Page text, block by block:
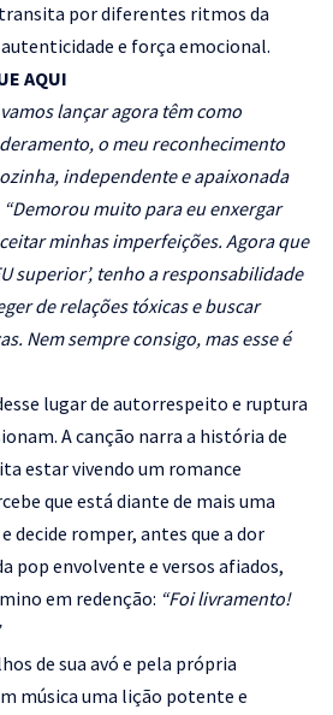
por diferentes ritmos da
e força emocional.
AQUI
lançar agora têm como
o meu reconhecimento
independente e apaixonada
“Demorou muito para eu enxergar
minhas imperfeições. Agora que
superior’, tenho a responsabilidade
de relações tóxicas e buscar
Nem sempre consigo, mas esse é
lugar de autorrespeito e ruptura
A canção narra a história de
estar vivendo um romance
que está diante de mais uma
decide romper, antes que a dor
pop envolvente e versos afiados,
em redenção: “Foi livramento!
de sua avó e pela própria
música uma lição potente e